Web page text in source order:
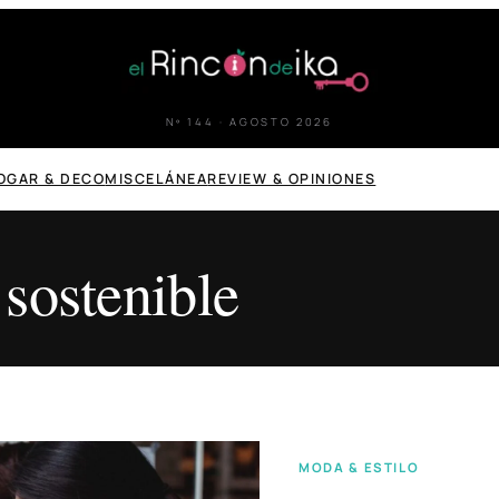
Nº 144 · AGOSTO 2026
& DECOMISCELÁNEAREVIEW & OPINIONES
MODA & ESTILO